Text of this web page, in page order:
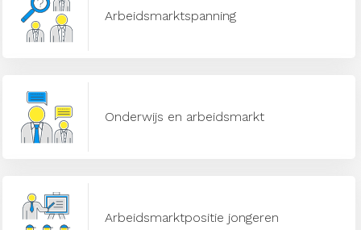
Arbeidsmarktspanning
Onderwijs en arbeidsmarkt
Arbeidsmarktpositie jongeren